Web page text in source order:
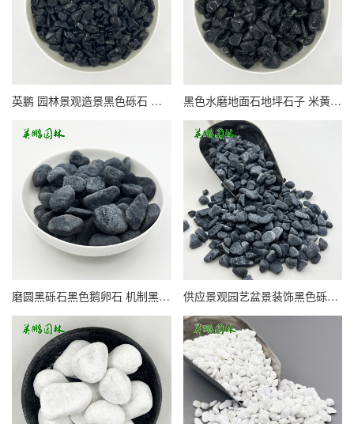
英鹏 园林景观造景黑色砾石 工程铺路水洗石 规格齐全 黑色水磨地面石地坪石子 米黄色浅灰色水洗石砾石
磨圆黑砾石黑色鹅卵石 机制黑石子园林路面铺设黑卵石 供应景观园艺盆景装饰黑色砾石小石子 黑砾石水磨石